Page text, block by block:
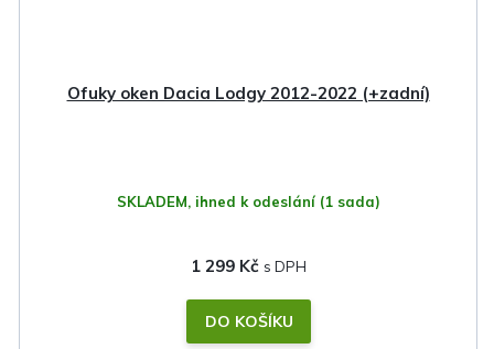
Ofuky oken Dacia Lodgy 2012-2022 (+zadní)
SKLADEM, ihned k odeslání (1 sada)
1 299 Kč
DO KOŠÍKU